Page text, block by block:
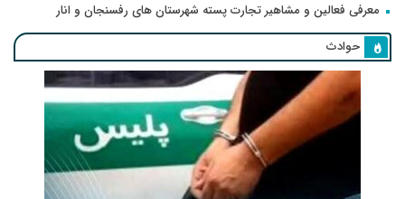
معرفی فعالین و مشاهیر تجارت پسته شهرستان های رفسنجان و انار
حوادث